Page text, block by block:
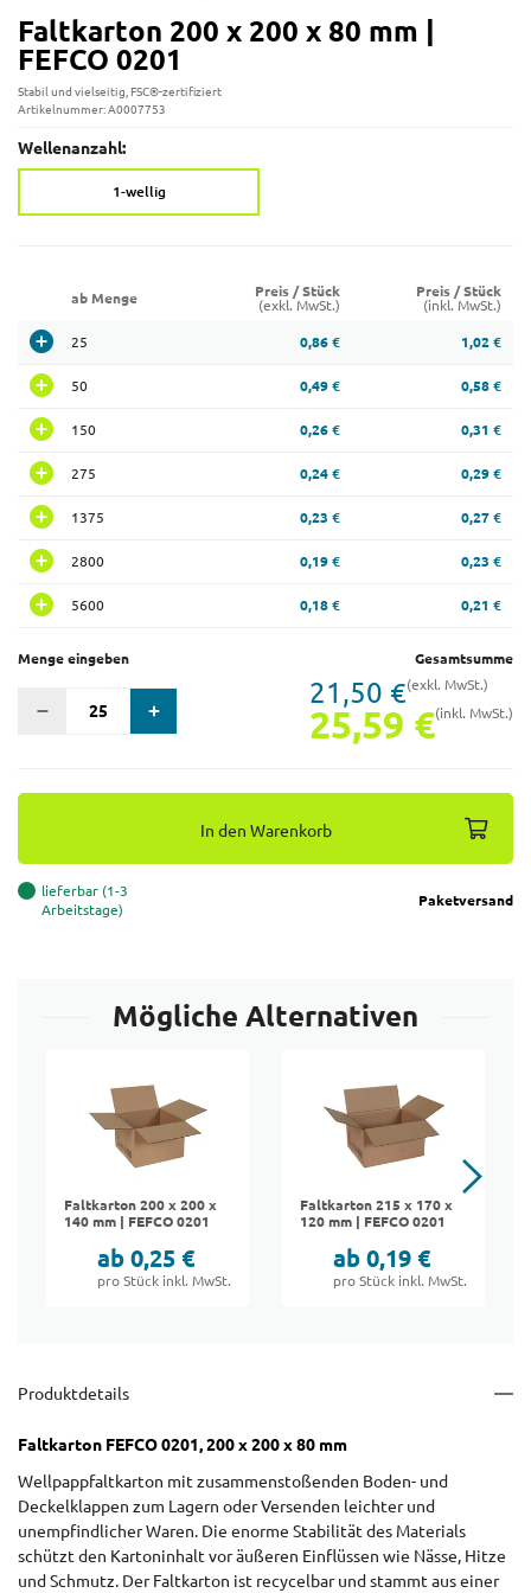
Faltkarton 200 x 200 x 80 mm |
FEFCO 0201
Stabil und vielseitig, FSC®-zertifiziert
Artikelnummer: A0007753
Wellenanzahl:
1-wellig
ab Menge
Preis / Stück
(exkl. MwSt.)
Preis / Stück
(inkl. MwSt.)
25 0,86 € 1,02 €
50 0,49 € 0,58 €
150 0,26 € 0,31 €
275 0,24 € 0,29 €
1375 0,23 € 0,27 €
2800 0,19 € 0,23 €
5600 0,18 € 0,21 €
Menge eingeben Gesamtsumme
21,50 €(exkl. MwSt.)
25,59 €(inkl. MwSt.)
In den Warenkorb
lieferbar (1-3
Arbeitstage)
Paketversand
Mögliche Alternativen
Faltkarton 200 x 200 x
140 mm | FEFCO 0201
ab 0,25 €
pro Stück inkl. MwSt.
Faltkarton 215 x 170 x
120 mm | FEFCO 0201
ab 0,19 €
pro Stück inkl. MwSt.
Produktdetails
Faltkarton FEFCO 0201, 200 x 200 x 80 mm
Wellpappfaltkarton mit zusammenstoßenden Boden- und
Deckelklappen zum Lagern oder Versenden leichter und
unempfindlicher Waren. Die enorme Stabilität des Materials
schützt den Kartoninhalt vor äußeren Einflüssen wie Nässe, Hitze
und Schmutz. Der Faltkarton ist recycelbar und stammt aus einer